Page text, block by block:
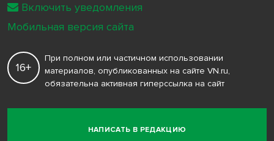
НАПИСАТЬ В РЕДАКЦИЮ
16+
При полном или частичном использовании
материалов, опубликованных на сайте VN.ru,
обязательна активная гиперссылка на сайт
Включить уведомления
Мобильная версия сайта